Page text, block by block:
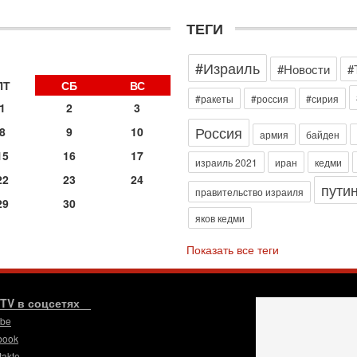
СБ
ВС
1
2
3
8 9
10
16
17
23
24
30
ТЕГИ
#Израиль
#Новости
#ракеты #россия #сирия
Россия армия байден
израиль 2021 иран кедми
правительство израиля путин
яков кедми
Показать все теги
в соцсетях